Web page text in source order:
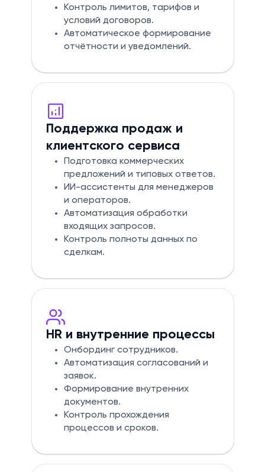
Контроль лимитов, тарифов и
условий договоров.
Автоматическое формирование
отчётности и уведомлений.
Поддержка продаж и
клиентского сервиса
Подготовка коммерческих
предложений и типовых ответов.
ИИ-ассистенты для менеджеров
и операторов.
Автоматизация обработки
входящих запросов.
Контроль полноты данных по
сделкам.
HR и внутренние процессы
Онбординг сотрудников.
Автоматизация согласований и
заявок.
Формирование внутренних
документов.
Контроль прохождения
процессов и сроков.